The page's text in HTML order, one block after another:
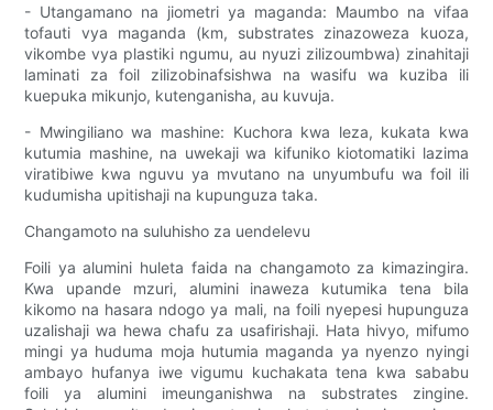
- Utangamano na jiometri ya maganda: Maumbo na vifaa
tofauti vya maganda (km, substrates zinazoweza kuoza,
vikombe vya plastiki ngumu, au nyuzi zilizoumbwa) zinahitaji
laminati za foil zilizobinafsishwa na wasifu wa kuziba ili
kuepuka mikunjo, kutenganisha, au kuvuja.
- Mwingiliano wa mashine: Kuchora kwa leza, kukata kwa
kutumia mashine, na uwekaji wa kifuniko kiotomatiki lazima
viratibiwe kwa nguvu ya mvutano na unyumbufu wa foil ili
kudumisha upitishaji na kupunguza taka.
Changamoto na suluhisho za uendelevu
Foili ya alumini huleta faida na changamoto za kimazingira.
Kwa upande mzuri, alumini inaweza kutumika tena bila
kikomo na hasara ndogo ya mali, na foili nyepesi hupunguza
uzalishaji wa hewa chafu za usafirishaji. Hata hivyo, mifumo
mingi ya huduma moja hutumia maganda ya nyenzo nyingi
ambayo hufanya iwe vigumu kuchakata tena kwa sababu
foili ya alumini imeunganishwa na substrates zingine.